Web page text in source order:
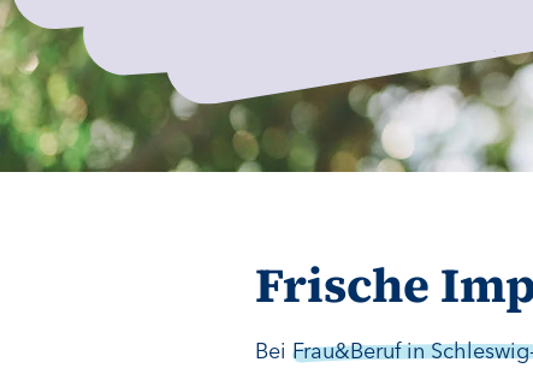
Frische
Bei Frau&Beruf in